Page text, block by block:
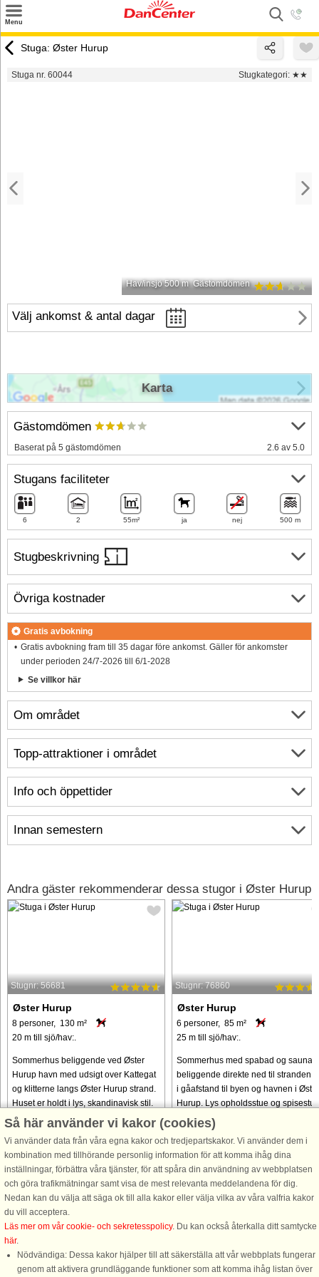
Menu
Tilbud
Stuga: Øster Hurup
Stuga nr. 60044 Stugkategori: ★★
Hav/insjö 500 m Gästomdömen
Välj ankomst & antal dagar
Stugbeskrivning
Om området
Info och öppettider
Innan semestern
Gästomdömen
Baserat på 5 gästomdömen 2.6 av 5.0
Stugans faciliteter
6 2 55m² ja nej 500 m
Övriga kostnader
Gratis avbokning
Gratis avbokning fram till 35 dagar före ankomst. Gäller för ankomster
under perioden 24/7-2026 till 6/1-2028
Se villkor här
Karta
Topp-attraktioner i området
Andra gäster rekommenderar dessa stugor i Øster Hurup
Stugnr: 56681
Øster Hurup
8 personer, 130 m²
20 m till sjö/hav:.
Sommerhus beliggende ved Øster
Hurup havn med udsigt over Kattegat
og klitterne langs Øster Hurup strand.
Huset er holdt i lys, skandinavisk stil.
Køkken/alrum med alt i hårde
från 7.635 SEK
Stugnr: 76860
Øster Hurup
6 personer, 85 m²
25 m till sjö/hav:.
Sommerhus med spabad og sauna
beliggende direkte ned til stranden
i gåafstand til byen og havnen i Øster
Hurup. Lys opholdsstue og spisestue
med udsigt til vandet og i åben
forbindelse med køkkenet ...
från 4.398 SEK
Så här använder vi kakor (cookies)
Vi använder data från våra egna kakor och tredjepartskakor. Vi använder dem i
kombination med tillhörande personlig information för att komma ihåg dina
inställningar, förbättra våra tjänster, för att spåra din användning av webbplatsen
och göra trafikmätningar samt visa de mest relevanta meddelandena för dig.
Nedan kan du välja att säga ok till alla kakor eller välja vilka av våra valfria kakor
du vill acceptera.
Läs mer om vår cookie- och sekretesspolicy. Du kan också återkalla ditt samtycke
här.
Nödvändiga: Dessa kakor hjälper till att säkerställa att vår webbplats fungerar
genom att aktivera grundläggande funktioner som att komma ihåg listan över